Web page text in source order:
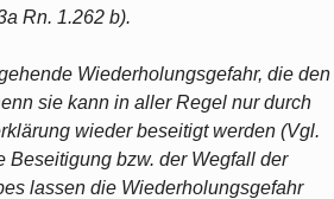
Rn. 1.262 b).
Wiederholungsgefahr, die den
sie kann in aller Regel nur durch
wieder beseitigt werden (Vgl.
Beseitigung bzw. der Wegfall der
lassen die Wiederholungsgefahr